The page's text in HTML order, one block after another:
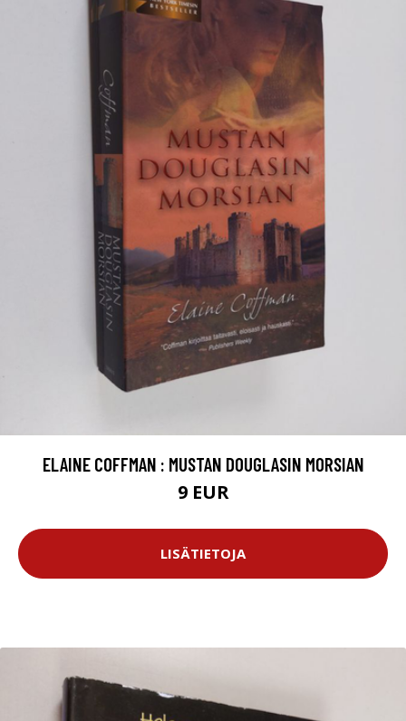
ELAINE COFFMAN : MUSTAN DOUGLASIN MORSIAN
9 EUR
LISÄTIETOJA